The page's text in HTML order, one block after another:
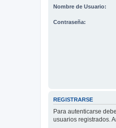
Nombre de Usuario:
Contraseña:
REGISTRARSE
Para autenticarse
usuarios registrados.